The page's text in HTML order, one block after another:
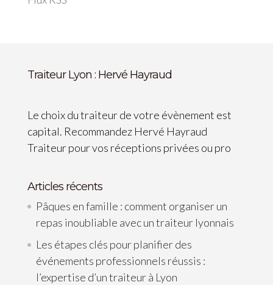
Traiteur Lyon : Hervé Hayraud
Le choix du traiteur de votre évènement est
capital. Recommandez Hervé Hayraud
Traiteur pour vos réceptions privées ou pro
Articles récents
Pâques en famille : comment organiser un
repas inoubliable avec un traiteur lyonnais
Les étapes clés pour planifier des
événements professionnels réussis :
l’expertise d’un traiteur à Lyon